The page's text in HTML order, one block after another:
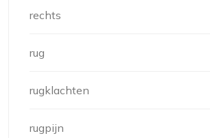
rechts
rug
rugklachten
rugpijn